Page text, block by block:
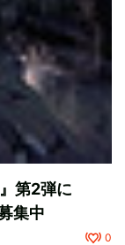
第2弾に
集中
0